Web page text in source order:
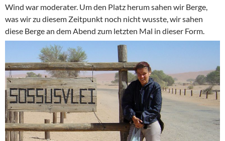
Wind war moderater. Um den Platz herum sahen wir Berge,
was wir zu diesem Zeitpunkt noch nicht wusste, wir sahen
diese Berge an dem Abend zum letzten Mal in dieser Form.